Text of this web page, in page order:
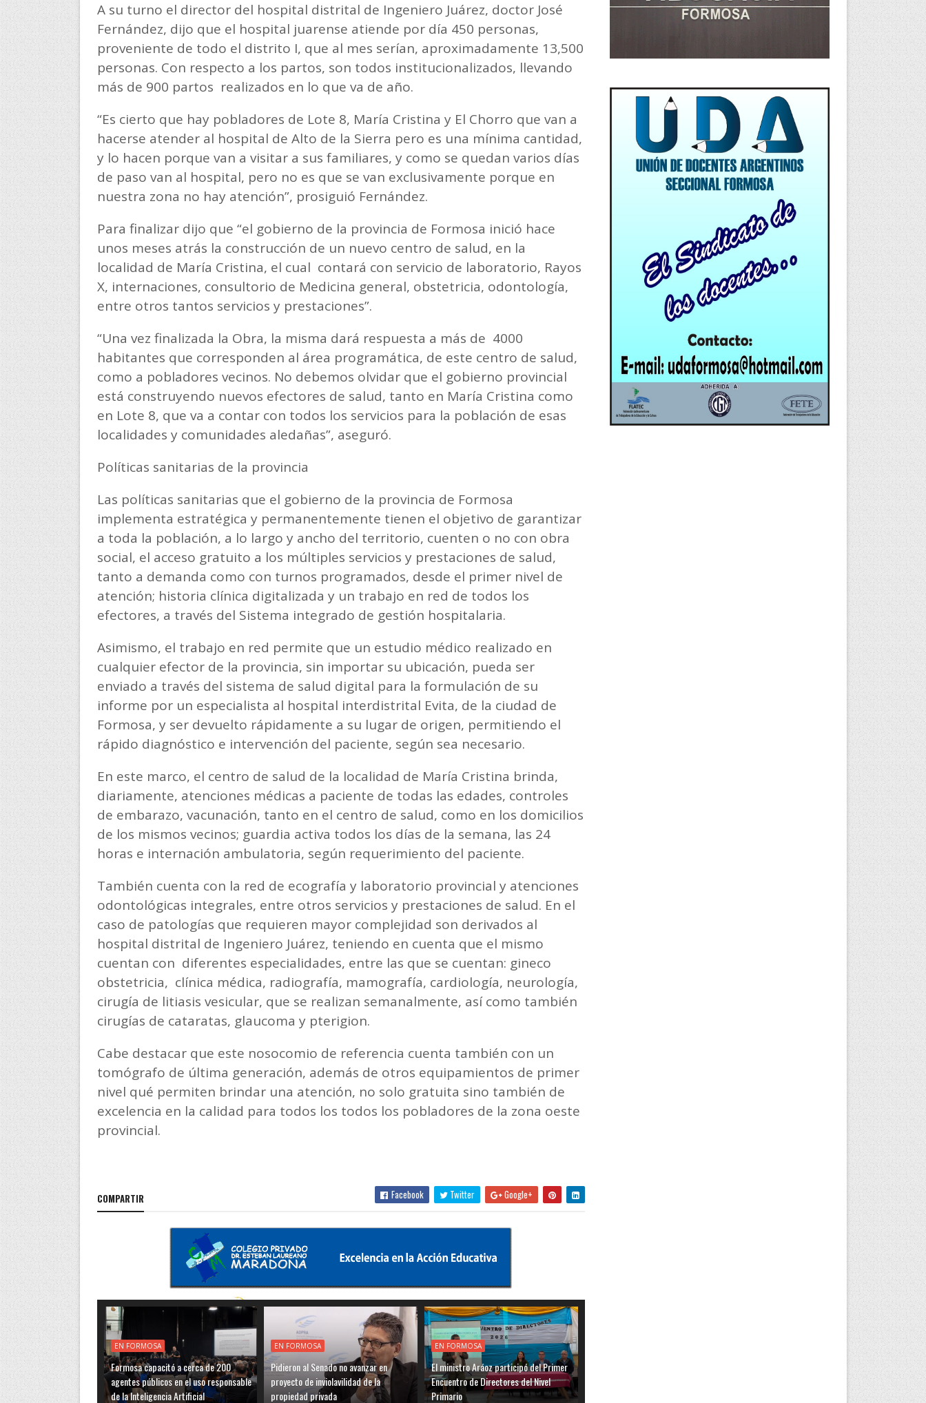
A su turno el director del hospital distrital de Ingeniero Juárez, doctor José
Fernández, dijo que el hospital juarense atiende por día 450 personas,
proveniente de todo el distrito I, que al mes serían, aproximadamente 13,500
personas. Con respecto a los partos, son todos institucionalizados, llevando
más de 900 partos realizados en lo que va de año.
“Es cierto que hay pobladores de Lote 8, María Cristina y El Chorro que van a
hacerse atender al hospital de Alto de la Sierra pero es una mínima cantidad,
y lo hacen porque van a visitar a sus familiares, y como se quedan varios días
de paso van al hospital, pero no es que se van exclusivamente porque en
nuestra zona no hay atención”, prosiguió Fernández.
Para finalizar dijo que “el gobierno de la provincia de Formosa inició hace
unos meses atrás la construcción de un nuevo centro de salud, en la
localidad de María Cristina, el cual contará con servicio de laboratorio, Rayos
X, internaciones, consultorio de Medicina general, obstetricia, odontología,
entre otros tantos servicios y prestaciones”.
“Una vez finalizada la Obra, la misma dará respuesta a más de 4000
habitantes que corresponden al área programática, de este centro de salud,
como a pobladores vecinos. No debemos olvidar que el gobierno provincial
está construyendo nuevos efectores de salud, tanto en María Cristina como
en Lote 8, que va a contar con todos los servicios para la población de esas
localidades y comunidades aledañas”, aseguró.
Políticas sanitarias de la provincia
Las políticas sanitarias que el gobierno de la provincia de Formosa
implementa estratégica y permanentemente tienen el objetivo de garantizar
a toda la población, a lo largo y ancho del territorio, cuenten o no con obra
social, el acceso gratuito a los múltiples servicios y prestaciones de salud,
tanto a demanda como con turnos programados, desde el primer nivel de
atención; historia clínica digitalizada y un trabajo en red de todos los
efectores, a través del Sistema integrado de gestión hospitalaria.
Asimismo, el trabajo en red permite que un estudio médico realizado en
cualquier efector de la provincia, sin importar su ubicación, pueda ser
enviado a través del sistema de salud digital para la formulación de su
informe por un especialista al hospital interdistrital Evita, de la ciudad de
Formosa, y ser devuelto rápidamente a su lugar de origen, permitiendo el
rápido diagnóstico e intervención del paciente, según sea necesario.
En este marco, el centro de salud de la localidad de María Cristina brinda,
diariamente, atenciones médicas a paciente de todas las edades, controles
de embarazo, vacunación, tanto en el centro de salud, como en los domicilios
de los mismos vecinos; guardia activa todos los días de la semana, las 24
horas e internación ambulatoria, según requerimiento del paciente.
También cuenta con la red de ecografía y laboratorio provincial y atenciones
odontológicas integrales, entre otros servicios y prestaciones de salud. En el
caso de patologías que requieren mayor complejidad son derivados al
hospital distrital de Ingeniero Juárez, teniendo en cuenta que el mismo
cuentan con diferentes especialidades, entre las que se cuentan: gineco
obstetricia, clínica médica, radiografía, mamografía, cardiología, neurología,
cirugía de litiasis vesicular, que se realizan semanalmente, así como también
cirugías de cataratas, glaucoma y pterigion.
Cabe destacar que este nosocomio de referencia cuenta también con un
tomógrafo de última generación, además de otros equipamientos de primer
nivel qué permiten brindar una atención, no solo gratuita sino también de
excelencia en la calidad para todos los todos los pobladores de la zona oeste
provincial.
COMPARTIR Facebook Twitter Google+
EN FORMOSA
Formosa capacitó a cerca de 200
agentes públicos en el uso responsable
de la Inteligencia Artificial
EN FORMOSA
Pidieron al Senado no avanzar en
proyecto de inviolavilidad de la
propiedad privada
EN FORMOSA
El ministro Aráoz participó del Primer
Encuentro de Directores del Nivel
Primario